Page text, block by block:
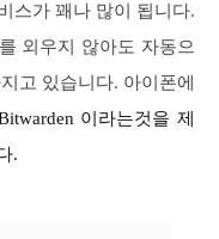
스가 꽤나 많이 됩니다.
외우지 않아도 자동으
고 있습니다. 아이폰에
이라는것을 제
.